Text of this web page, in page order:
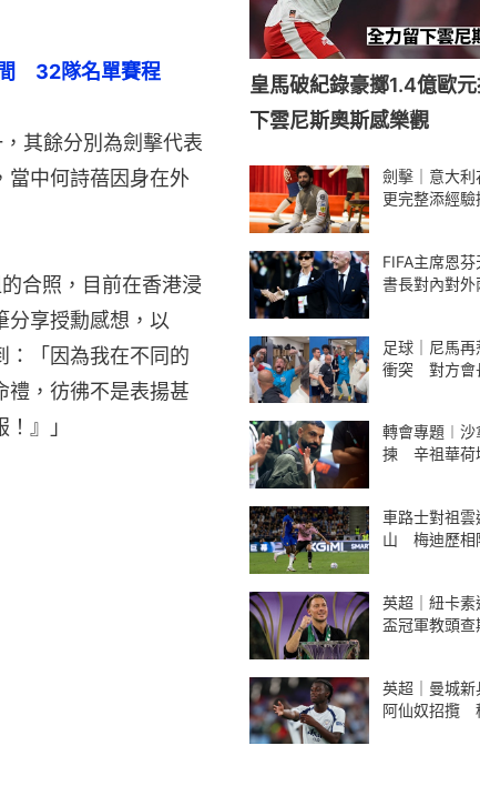
　32隊名單賽程
其餘分別為劍擊代表
當中何詩蓓因身在外
合照，目前在香港浸
分享授勳感想，以
：「因為我在不同的
禮，彷彿不是表揚甚
』」
皇馬破紀錄豪擲1.4億歐
下雲尼斯奧斯感樂觀
劍擊｜意大
更完整添經
FIFA主席恩
書長對內對
足球｜尼馬
衝突 對方會
轉會專題︱
揀 辛祖華荷
車路士對祖
山 梅迪歷相
英超｜紐卡
盃冠軍教頭
英超｜曼城
阿仙奴招攬